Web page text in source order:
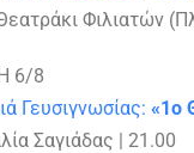
Φιλιατών
6/8
Γευσιγνωσίας: «1ο
Σαγιάδας | 21.00